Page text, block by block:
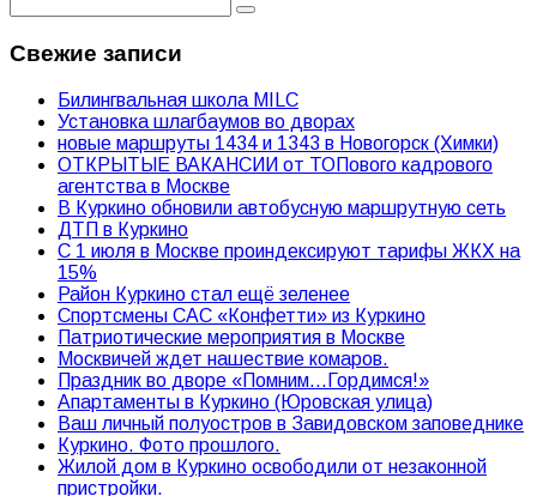
Свежие записи
Билингвальная школа MILC
Установка шлагбаумов во дворах
новые маршруты 1434 и 1343 в Новогорск (Химки)
ОТКРЫТЫЕ ВАКАНСИИ от ТОПового кадрового
агентства в Москве
В Куркино обновили автобусную маршрутную сеть
ДТП в Куркино
С 1 июля в Москве проиндексируют тарифы ЖКХ на
15%
Район Куркино стал ещё зеленее
Спортсмены САС «Конфетти» из Куркино
Патриотические мероприятия в Москве
Москвичей ждет нашествие комаров.
Праздник во дворе «Помним…Гордимся!»
Апартаменты в Куркино (Юровская улица)
Ваш личный полуостров в Завидовском заповеднике
Куркино. Фото прошлого.
Жилой дом в Куркино освободили от незаконной
пристройки.